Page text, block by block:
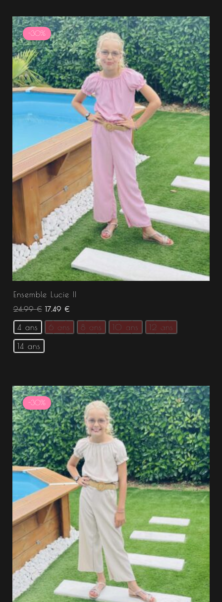
-30%
Ensemble Lucie II
24.99€
Le
prix
initial
était :
24.99 €.
17.49 €
Le
prix
actuel
est :
17.49 €.
4 ans 6 ans 8 ans 10 ans 12 ans
14 ans
-30%
Le
prix
initial
était :
24.99 €.
Le
prix
actuel
est :
17.49 €.